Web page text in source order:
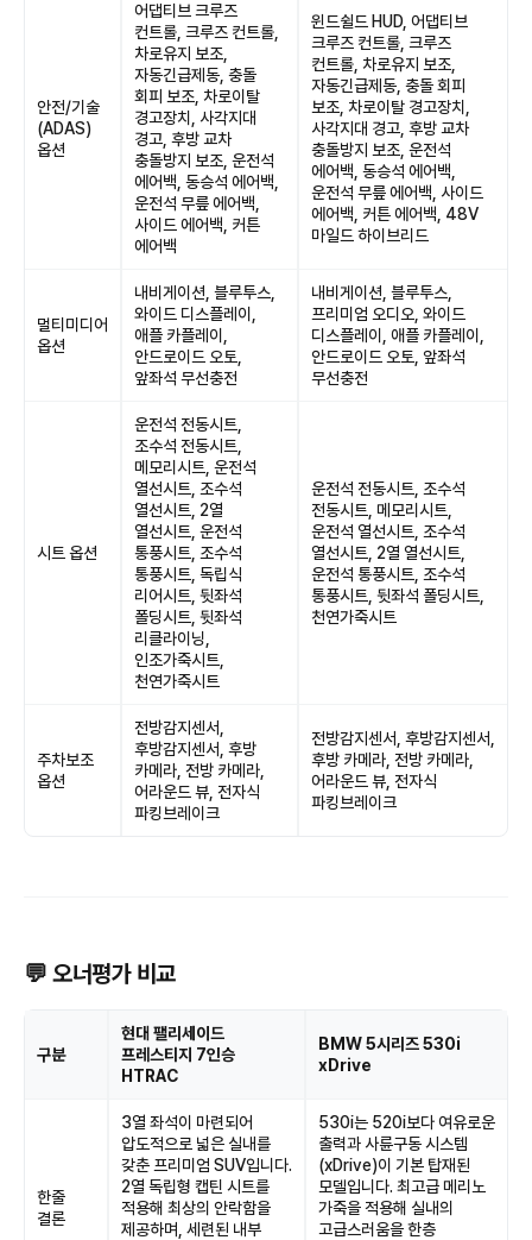
안전/기술
(ADAS)
옵션
어댑티브 크루즈
컨트롤, 크루즈 컨트롤,
차로유지 보조,
자동긴급제동, 충돌
회피 보조, 차로이탈
경고장치, 사각지대
경고, 후방 교차
충돌방지 보조, 운전석
에어백, 동승석 에어백,
운전석 무릎 에어백,
사이드 에어백, 커튼
에어백
윈드쉴드 HUD, 어댑티브
크루즈 컨트롤, 크루즈
컨트롤, 차로유지 보조,
자동긴급제동, 충돌 회피
보조, 차로이탈 경고장치,
사각지대 경고, 후방 교차
충돌방지 보조, 운전석
에어백, 동승석 에어백,
운전석 무릎 에어백, 사이드
에어백, 커튼 에어백, 48V
마일드 하이브리드
멀티미디어
옵션
내비게이션, 블루투스,
와이드 디스플레이,
애플 카플레이,
안드로이드 오토,
앞좌석 무선충전
내비게이션, 블루투스,
프리미엄 오디오, 와이드
디스플레이, 애플 카플레이,
안드로이드 오토, 앞좌석
무선충전
시트 옵션
운전석 전동시트,
조수석 전동시트,
메모리시트, 운전석
열선시트, 조수석
열선시트, 2열
열선시트, 운전석
통풍시트, 조수석
통풍시트, 독립식
리어시트, 뒷좌석
폴딩시트, 뒷좌석
리클라이닝,
인조가죽시트,
천연가죽시트
운전석 전동시트, 조수석
전동시트, 메모리시트,
운전석 열선시트, 조수석
열선시트, 2열 열선시트,
운전석 통풍시트, 조수석
통풍시트, 뒷좌석 폴딩시트,
천연가죽시트
주차보조
옵션
전방감지센서,
후방감지센서, 후방
카메라, 전방 카메라,
어라운드 뷰, 전자식
파킹브레이크
전방감지센서, 후방감지센서,
후방 카메라, 전방 카메라,
어라운드 뷰, 전자식
파킹브레이크
💬 오너평가 비교
구분
현대 팰리세이드
프레스티지 7인승
HTRAC
BMW 5시리즈 530i
xDrive
한줄
결론
3열 좌석이 마련되어
압도적으로 넓은 실내를
갖춘 프리미엄 SUV입니다.
2열 독립형 캡틴 시트를
적용해 최상의 안락함을
제공하며, 세련된 내부
530i는 520i보다 여유로운
출력과 사륜구동 시스템
(xDrive)이 기본 탑재된
모델입니다. 최고급 메리노
가죽을 적용해 실내의
고급스러움을 한층